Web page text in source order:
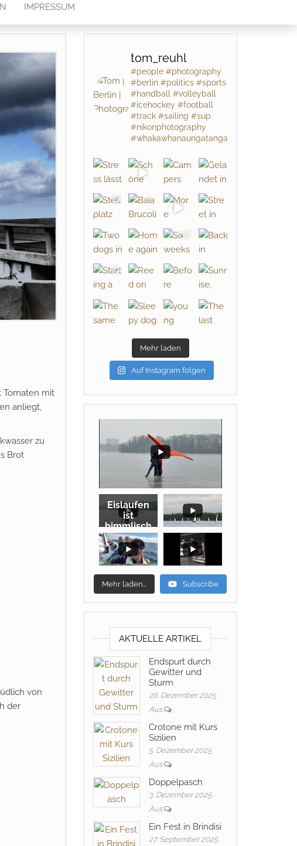
IMPRESSUM
Tomaten mit
anliegt,
zu
Brot
von
der
tom_reuhl
#people #photography
#berlin #politics #sports
#handball #volleyball
#icehockey #football
#track #sailing #sup
#nikonphotography
#whakawhanaungatanga
Mehr laden
Auf Instagram folgen
Eislaufen
ist
himmlisch
Mehr laden… Subscribe
AKTUELLE ARTIKEL
Endspurt durch
Gewitter und
Sturm
26. Dezember 2025
Aus
Crotone mit Kurs
Sizilien
5. Dezember 2025
Aus
Doppelpasch
3. Dezember 2025
Aus
Ein Fest in Brindisi
27. September 2025